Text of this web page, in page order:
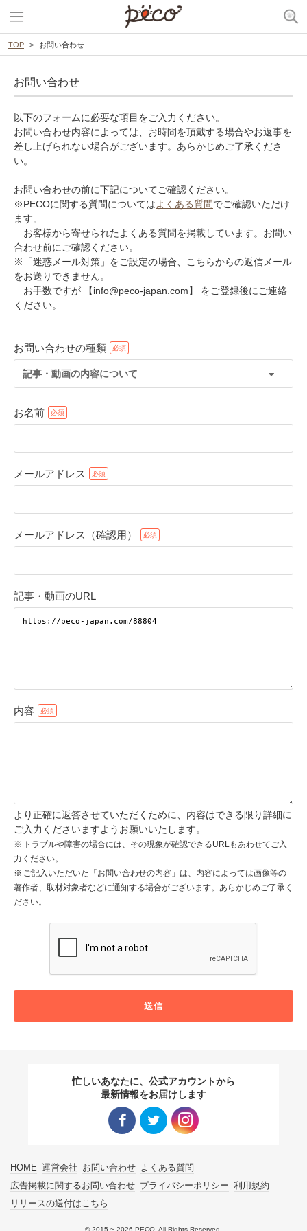
TOP お問い合わせ
お問い合わせ
以下のフォームに必要な項目をご入力ください。
お問い合わせ内容によっては、お時間を頂戴する場合やお返事を
差し上げられない場合がございます。あらかじめご了承くださ
い。
お問い合わせの前に下記についてご確認ください。
※PECOに関する質問についてはよくある質問でご確認いただけ
ます。
お客様から寄せられたよくある質問を掲載しています。お問い
合わせ前にご確認ください。
※「迷惑メール対策」をご設定の場合、こちらからの返信メール
をお送りできません。
お手数ですが 【info@peco-japan.com】 をご登録後にご連絡
ください。
お問い合わせの種類
記事・動画の内容について
お名前
メールアドレス
メールアドレス（確認用）
記事・動画のURL
内容
より正確に返答させていただくために、内容はできる限り詳細に
ご入力くださいますようお願いいたします。
トラブルや障害の場合には、その現象が確認できるURLもあわせてご入
力ください。
ご記入いただいた「お問い合わせの内容」は、内容によっては画像等の
著作者、取材対象者などに通知する場合がございます。あらかじめご了承く
ださい。
送信
忙しいあなたに、公式アカウントから
最新情報をお届けします
HOME 運営会社 お問い合わせ よくある質問
広告掲載に関するお問い合わせ プライバシーポリシー 利用規約
リリースの送付はこちら
© 2015 ~ 2026 PECO. All Rights Reserved.
アプリで開く